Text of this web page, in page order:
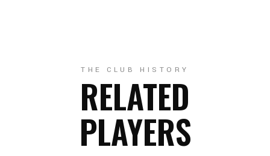
THE CLUB HISTORY
RELATED
PLAYERS